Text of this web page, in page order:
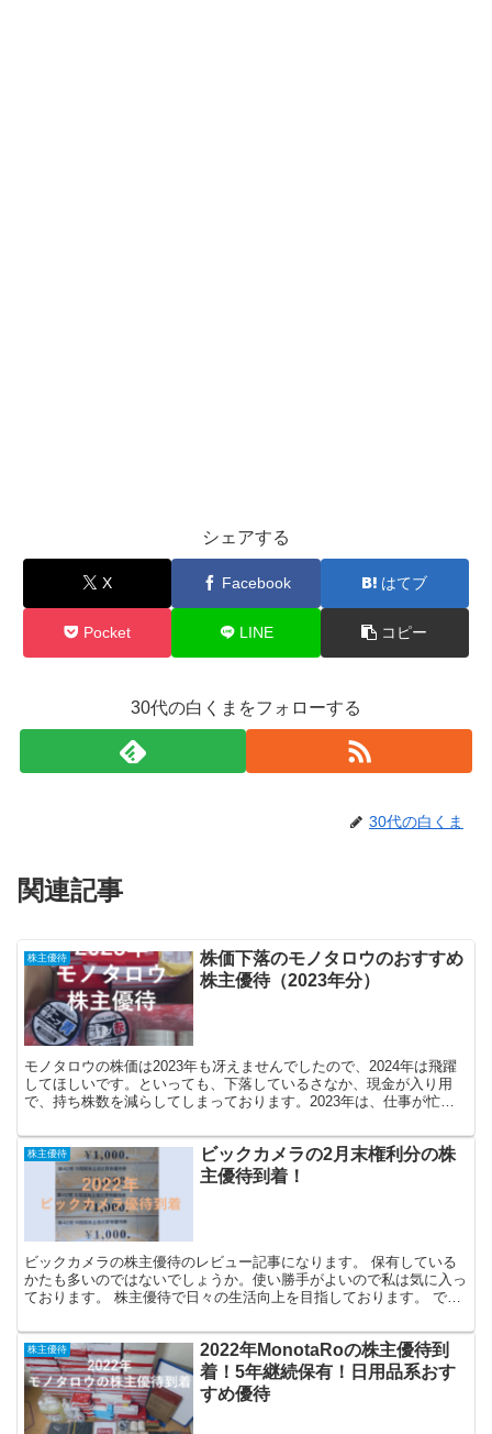
シェアする
X Facebook はてブ
Pocket LINE コピー
30代の白くまをフォローする
30代の白くま
関連記事
株主優待
株価下落のモノタロウのおすすめ
株主優待（2023年分）
モノタロウの株価は2023年も冴えませんでしたので、2024年は飛躍
してほしいです。といっても、下落しているさなか、現金が入り用
で、持ち株数を減らしてしまっております。2023年は、仕事が忙し
株主優待
ビックカメラの2月末権利分の株
主優待到着！
ビックカメラの株主優待のレビュー記事になります。 保有している
かたも多いのではないでしょうか。使い勝手がよいので私は気に入っ
ております。 株主優待で日々の生活向上を目指しております。 で
株主優待
2022年MonotaRoの株主優待到
着！5年継続保有！日用品系おす
すめ優待